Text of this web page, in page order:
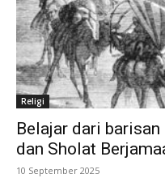
Religi
Belajar dari
dan Sholat
10 September 2025